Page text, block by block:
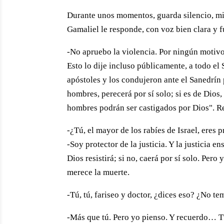
Durante unos momentos, guarda silencio,
Gamaliel le responde, con voz bien clara y
-No apruebo la violencia. Por ningún
Esto lo dije incluso públicamente, a todo el
apóstoles y los condujeron ante el
hombres, perecerá por sí solo; si es de
hombres podrán ser castigados por Dios".
-¿Tú, el mayor de los rabíes de Israel, eres
-Soy protector de la justicia. Y la justicia
Dios resistirá; si no, caerá por sí solo. Pero
merece la muerte.
-Tú, tú, fariseo y doctor, ¿dices eso? ¿No
-Más que tú. Pero yo pienso. Y recuerdo…